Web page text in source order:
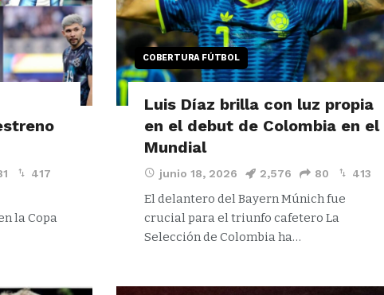
417
la Copa
COBERTURA FÚTBOL
Luis Díaz brilla con luz propia
en el debut de Colombia en el
Mundial
junio 18, 2026 2,576 80 413
El delantero del Bayern Múnich fue
crucial para el triunfo cafetero La
Selección de Colombia ha…